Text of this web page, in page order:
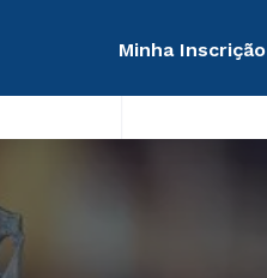
Minha Inscrição